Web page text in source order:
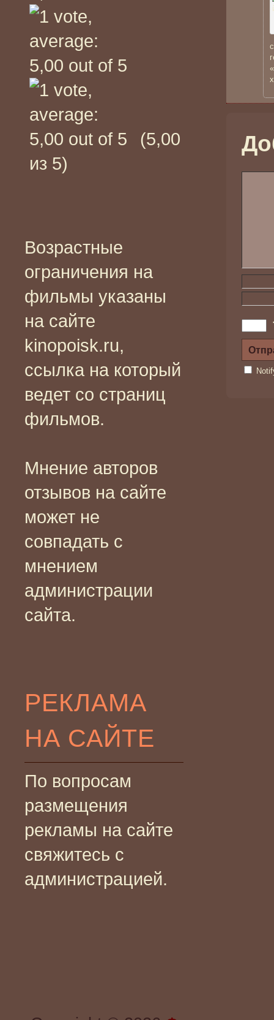
(5,00
из 5)
Возрастные
ограничения на
фильмы указаны
на сайте
kinopoisk.ru,
ссылка на который
ведет со страниц
фильмов.
Мнение авторов
отзывов на сайте
может не
совпадать с
мнением
администрации
сайта.
РЕКЛАМА
НА САЙТЕ
По вопросам
размещения
рекламы на сайте
свяжитесь с
администрацией.